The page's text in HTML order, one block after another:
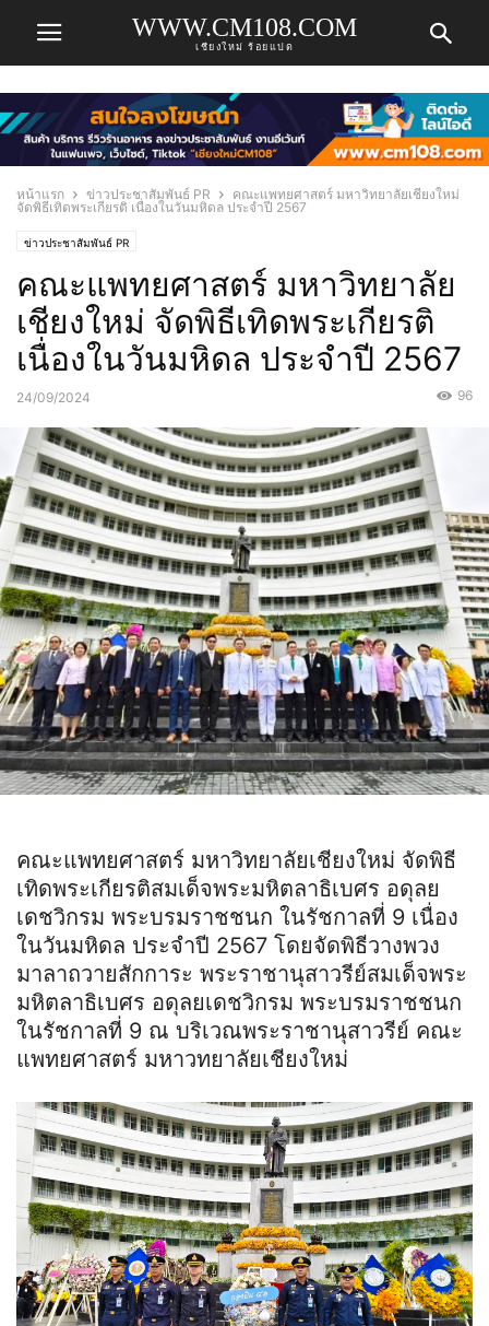
WWW.CM108.COM
เชียงใหม่ ร้อยแปด
หน้าแรก ข่าวประชาสัมพันธ์ PR
คณะแพทยศาสตร์ มหาวิทยาลัยเชียงใหม่
จัดพิธีเทิดพระเกียรติ เนื่องในวันมหิดล ประจำปี 2567
ข่าวประชาสัมพันธ์ PR
คณะแพทยศาสตร์ มหาวิทยาลัย
เชียงใหม่ จัดพิธีเทิดพระเกียรติ
เนื่องในวันมหิดล ประจำปี 2567
24/09/2024 96
คณะแพทยศาสตร์ มหาวิทยาลัยเชียงใหม่ จัดพิธี
เทิดพระเกียรติสมเด็จพระมหิตลาธิเบศร อดุลย
เดชวิกรม พระบรมราชชนก ในรัชกาลที่ 9 เนื่อง
ในวันมหิดล ประจำปี 2567 โดยจัดพิธีวางพวง
มาลาถวายสักการะ พระราชานุสาวรีย์สมเด็จพระ
มหิตลาธิเบศร อดุลยเดชวิกรม พระบรมราชชนก
ในรัชกาลที่ 9 ณ บริเวณพระราชานุสาวรีย์ คณะ
แพทยศาสตร์ มหาวทยาลัยเชียงใหม่